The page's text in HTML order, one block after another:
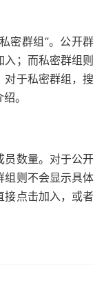
密群组”。公开群
；而私密群组则
对于私密群组，搜
。
员数量。对于公开
组则不会显示具体
接点击加入，或者